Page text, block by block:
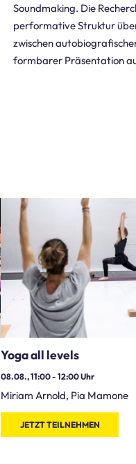
Soundmaking. Die
performative Struktur
zwischen
formbarer Präsentation
Yoga all levels
08.08., 11:00- 12:00Uhr
Miriam Arnold, Pia Mamone
JETZT TEILNEHMEN